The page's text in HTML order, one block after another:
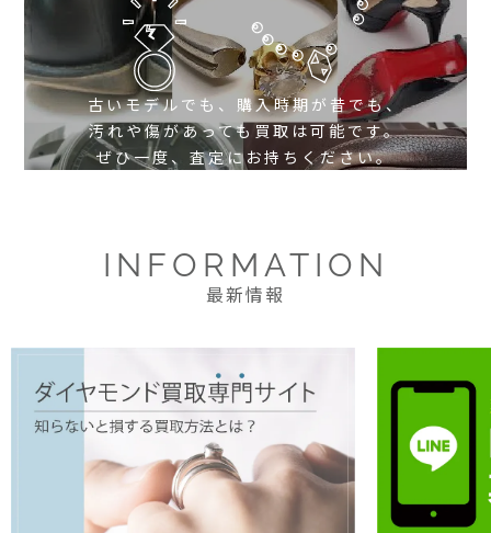
古いモデルでも、購入時期が昔でも、
汚れや傷があっても買取は可能です。
ぜひ一度、査定にお持ちください。
INFORMATION
最新情報